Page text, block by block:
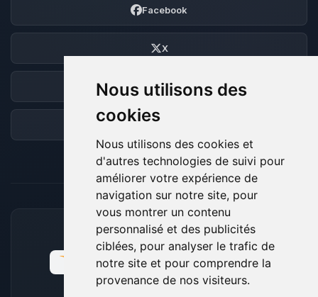
Nous utilisons des
cookies
Nous utilisons des cookies et
d'autres technologies de suivi pour
améliorer votre expérience de
navigation sur notre site, pour
vous montrer un contenu
personnalisé et des publicités
ciblées, pour analyser le trafic de
notre site et pour comprendre la
provenance de nos visiteurs.
Facebook
X
Discord
Forum
MOYENS DE PAIEMENT ACCEPTÉS